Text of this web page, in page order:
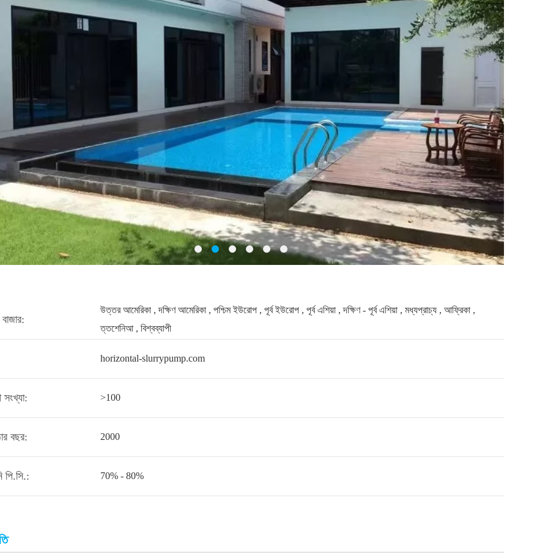
উত্তর আমেরিকা , দক্ষিণ আমেরিকা , পশ্চিম ইউরোপ , পূর্ব ইউরোপ , পূর্ব এশিয়া , দক্ষিণ - পূর্ব এশিয়া , মধ্যপ্রাচ্য , আফ্রিকা ,
ত্তশেনিআ , বিশ্বব্যাপী
horizontal-slurrypump.com
সংখ্যা: >100
বছর: 2000
পি.সি.: 70% - 80%